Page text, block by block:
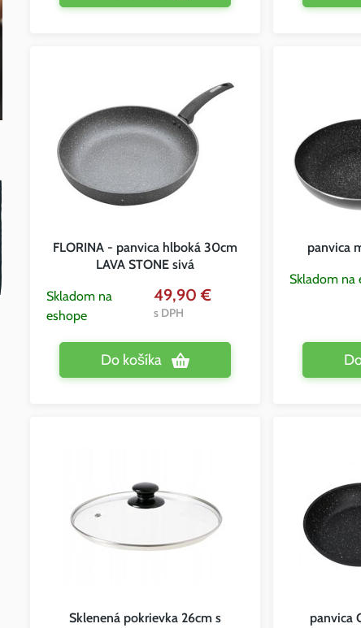
FLORINA - panvica hlboká 30cm
LAVA STONE sivá
Skladom na
eshope
49,90 €
s DPH
Do košíka
panvica
Skladom na
Sklenená pokrievka 26cm s
panvica